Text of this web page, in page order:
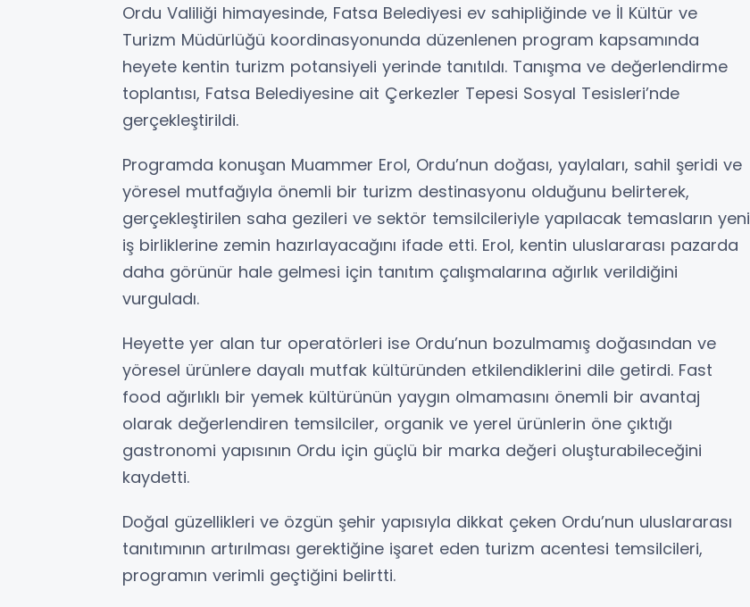
Ordu Valiliği himayesinde, Fatsa Belediyesi ev sahipliğinde ve İl Kültür ve
Turizm Müdürlüğü koordinasyonunda düzenlenen program kapsamında
heyete kentin turizm potansiyeli yerinde tanıtıldı. Tanışma ve değerlendirme
toplantısı, Fatsa Belediyesine ait Çerkezler Tepesi Sosyal Tesisleri’nde
gerçekleştirildi.
Programda konuşan Muammer Erol, Ordu’nun doğası, yaylaları, sahil şeridi ve
yöresel mutfağıyla önemli bir turizm destinasyonu olduğunu belirterek,
gerçekleştirilen saha gezileri ve sektör temsilcileriyle yapılacak temasların yeni
iş birliklerine zemin hazırlayacağını ifade etti. Erol, kentin uluslararası pazarda
daha görünür hale gelmesi için tanıtım çalışmalarına ağırlık verildiğini
vurguladı.
Heyette yer alan tur operatörleri ise Ordu’nun bozulmamış doğasından ve
yöresel ürünlere dayalı mutfak kültüründen etkilendiklerini dile getirdi. Fast
food ağırlıklı bir yemek kültürünün yaygın olmamasını önemli bir avantaj
olarak değerlendiren temsilciler, organik ve yerel ürünlerin öne çıktığı
gastronomi yapısının Ordu için güçlü bir marka değeri oluşturabileceğini
kaydetti.
Doğal güzellikleri ve özgün şehir yapısıyla dikkat çeken Ordu’nun uluslararası
tanıtımının artırılması gerektiğine işaret eden turizm acentesi temsilcileri,
programın verimli geçtiğini belirtti.